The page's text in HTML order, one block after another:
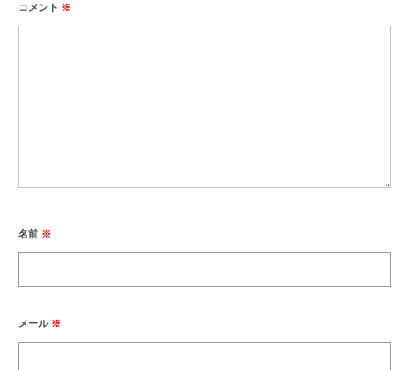
コメント ※
名前 ※
メール ※